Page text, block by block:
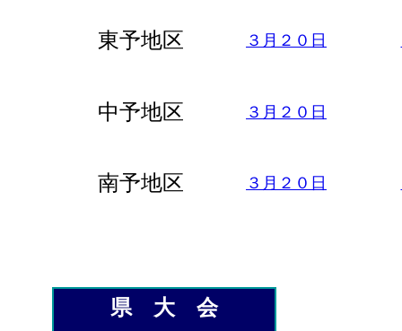
東予地区 ３月２０日
中予地区 ３月２０日
南予地区 ３月２０日
県 大 会